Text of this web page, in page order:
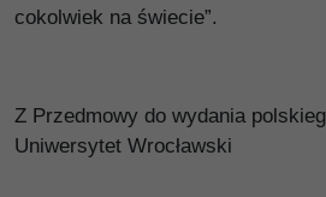
cokolwiek na świecie”.
Z Przedmowy do wydania
Uniwersytet Wrocławski